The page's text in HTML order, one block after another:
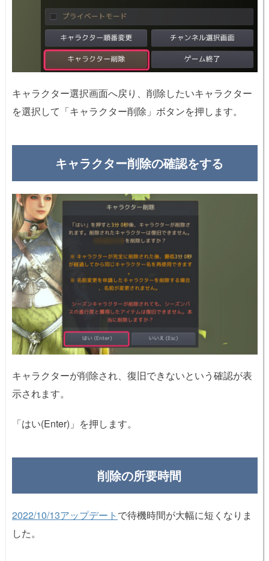
キャラクター選択画面へ戻り、削除したいキャラクター
を選択して「キャラクター削除」ボタンを押します。
キャラクター削除の確認をする
キャラクターが削除され、復旧できないという確認が表
示されます。
「はい(Enter)」を押します。
削除の所要時間
2022/10/13アップデート で待機時間が大幅に短くなりま
した。